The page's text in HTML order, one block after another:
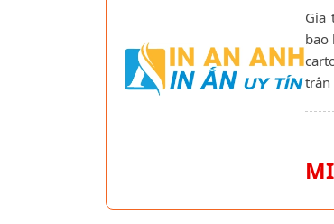
Gia
bao
trân